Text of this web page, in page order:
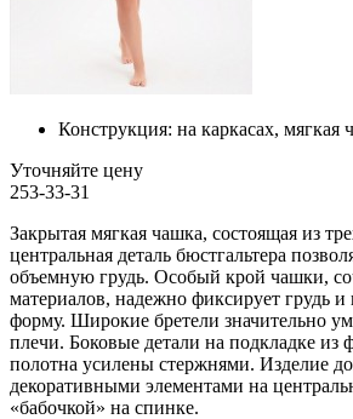
Конструкция: на каркасах, мягкая
Уточняйте цену
253-33-31
Закрытая мягкая чашка, состоящая из
центральная деталь бюстгальтера
объемную грудь. Особый крой чашки,
материалов, надежно фиксирует грудь
форму. Широкие бретели значительно
плечи. Боковые детали на подкладке из
полотна усилены стержнями. Изделие
декоративными элементами на
«бабочкой» на спинке.